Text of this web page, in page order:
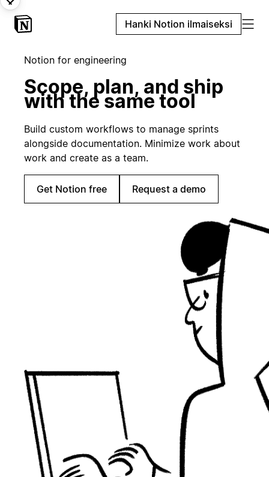
Hanki Notion ilmaiseksi
Notion for engineering
Scope, plan, and ship
with the same tool
Build custom workflows to manage sprints
alongside documentation. Minimize work about
work and create as a team.
Get Notion free Request a demo